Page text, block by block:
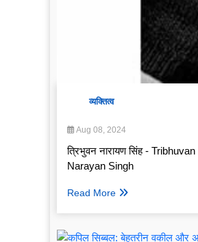
व्यक्तित्व
Aug 08, 2024
त्रिभुवन नारायण सिंह - Tribhuvan
Narayan Singh
Read More